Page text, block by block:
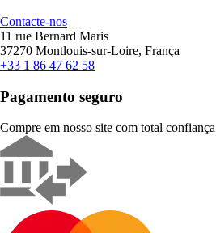
Contacte-nos
11 rue Bernard Maris
37270 Montlouis-sur-Loire, França
+33 1 86 47 62 58
Pagamento seguro
Compre em nosso site com total confiança